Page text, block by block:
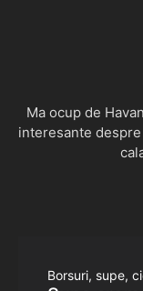
Ma ocup de
interesante
Borsuri, supe,